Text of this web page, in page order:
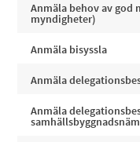
Anmäla behov av god
myndigheter)
Anmäla bisyssla
Anmäla
Anmäla